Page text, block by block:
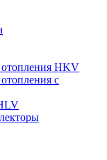
отопления HKV
с